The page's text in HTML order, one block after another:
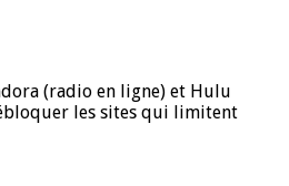
(radio en ligne) et Hulu
les sites qui limitent